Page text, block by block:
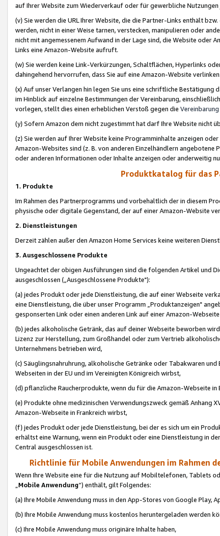
auf Ihrer Website zum Wiederverkauf oder für gewerbliche
(v) Sie werden die URL Ihrer Website, die die Partner-Links enthält
werden, nicht in einer Weise tarnen, verstecken, manipulieren oder
nicht mit angemessenem Aufwand in der Lage sind, die Website oder
Links eine Amazon-Website aufruft.
(w) Sie werden keine Link-Verkürzungen, Schaltflächen, Hyperlinks
dahingehend hervorrufen, dass Sie auf eine Amazon-Website
(x) Auf unser Verlangen hin legen Sie uns eine schriftliche
im Hinblick auf einzelne Bestimmungen der Vereinbarung,
vorlegen, stellt dies einen erheblichen Verstoß gegen die Vereinbarung
(y) Sofern Amazon dem nicht zugestimmt hat darf Ihre Website nicht
(z) Sie werden auf Ihrer Website keine Programminhalte anzeigen
Amazon-Websites sind (z. B. von anderen Einzelhändlern
oder anderen Informationen oder Inhalte anzeigen oder anderweitig
Produktkatalog für das
1. Produkte
Im Rahmen des Partnerprogramms und vorbehaltlich der in diesem
physische oder digitale Gegenstand, der auf einer Amazon-Website
2. Dienstleistungen
Derzeit zählen außer den Amazon Home Services keine weiteren
3. Ausgeschlossene Produkte
Ungeachtet der obigen Ausführungen sind die folgenden Artikel und
ausgeschlossen („Ausgeschlossene Produkte"):
(a) jedes Produkt oder jede Dienstleistung, die auf einer Webseite
eine Dienstleistung, die über unser Programm „Produktanzeigen"
gesponserten Link oder einen anderen Link auf einer Amazon-
(b) jedes alkoholische Getränk, das auf deiner Webseite beworben
Lizenz zur Herstellung, zum Großhandel oder zum Vertrieb
Unternehmens betrieben wird,
(c) Säuglingsnahruhrung, alkoholische Getränke oder Tabakwaren
Webseiten in der EU und im Vereinigten Königreich wirbst,
(d) pflanzliche Raucherprodukte, wenn du für die Amazon-Webseite in
(e) Produkte ohne medizinischen Verwendungszweck gemäß Anhang
Amazon-Webseite in Frankreich wirbst,
(f) jedes Produkt oder jede Dienstleistung, bei der es sich um ein
erhältst eine Warnung, wenn ein Produkt oder eine Dienstleistung in
Central ausgeschlossen ist.
Richtlinie für Mobile Anwendungen im Rahmen
Wenn Ihre Website eine für die Nutzung auf Mobiltelefonen, Tablets
„Mobile Anwendung“) enthält, gilt Folgendes:
(a) Ihre Mobile Anwendung muss in den App-Stores von Google Play,
(b) Ihre Mobile Anwendung muss kostenlos heruntergeladen werden
(c) Ihre Mobile Anwendung muss originäre Inhalte haben,